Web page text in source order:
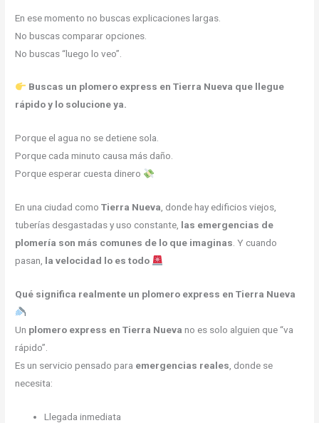
En ese momento no buscas explicaciones largas.
No buscas comparar opciones.
No buscas “luego lo veo”.
Buscas un plomero express en Tierra Nueva que llegue
rápido y lo solucione ya.
Porque el agua no se detiene sola.
Porque cada minuto causa más daño.
Porque esperar cuesta dinero
En una ciudad comoTierra Nueva , donde hay edificios viejos,
tuberías desgastadas y uso constante, las emergencias de
plomería son más comunes de lo que imaginas . Y cuando
pasan, la velocidad lo es todo
Qué significa realmente un plomero express en Tierra Nueva
Un plomero express en Tierra Nueva no es solo alguien que “va
rápido”.
Es un servicio pensado para emergencias reales , donde se
necesita:
Llegada inmediata